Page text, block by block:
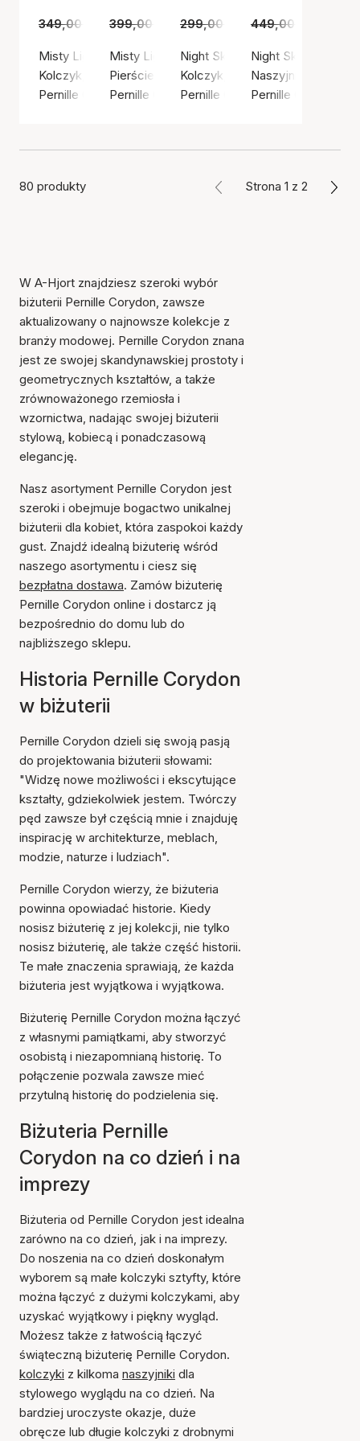
349,00 zł 225,00 zł
Misty Light Earrings
Kolczyk, Kolor srebrny / Srebro próby 925
Pernille Corydon
399,00 zł 259,00 zł
Misty Light Ring
Pierścień, Kolor srebrny / Srebro próby 925
Pernille Corydon
299,00 zł 209,00 zł
Night Sky Earrings
Kolczyk, Kolor srebrny / Srebro
Pernille Corydon
449,00 zł
Night Sky Necklace
Naszyjnik, Kolor
Pernille Corydon
80 produkty Strona 1 z 2
W A-Hjort znajdziesz szeroki wybór
biżuterii Pernille Corydon, zawsze
aktualizowany o najnowsze kolekcje z
branży modowej. Pernille Corydon znana
jest ze swojej skandynawskiej prostoty i
geometrycznych kształtów, a także
zrównoważonego rzemiosła i
wzornictwa, nadając swojej biżuterii
stylową, kobiecą i ponadczasową
elegancję.
Nasz asortyment Pernille Corydon jest
szeroki i obejmuje bogactwo unikalnej
biżuterii dla kobiet, która zaspokoi każdy
gust. Znajdź idealną biżuterię wśród
naszego asortymentu i ciesz się
bezpłatna dostawa. Zamów biżuterię
Pernille Corydon online i dostarcz ją
bezpośrednio do domu lub do
najbliższego sklepu.
Historia Pernille Corydon
w biżuterii
Pernille Corydon dzieli się swoją pasją
do projektowania biżuterii słowami:
"Widzę nowe możliwości i ekscytujące
kształty, gdziekolwiek jestem. Twórczy
pęd zawsze był częścią mnie i znajduję
inspirację w architekturze, meblach,
modzie, naturze i ludziach".
Pernille Corydon wierzy, że biżuteria
powinna opowiadać historie. Kiedy
nosisz biżuterię z jej kolekcji, nie tylko
nosisz biżuterię, ale także część historii.
Te małe znaczenia sprawiają, że każda
biżuteria jest wyjątkowa i wyjątkowa.
Biżuterię Pernille Corydon można łączyć
z własnymi pamiątkami, aby stworzyć
osobistą i niezapomnianą historię. To
połączenie pozwala zawsze mieć
przytulną historię do podzielenia się.
Biżuteria Pernille
Corydon na co dzień i na
imprezy
Biżuteria od Pernille Corydon jest idealna
zarówno na co dzień, jak i na imprezy.
Do noszenia na co dzień doskonałym
wyborem są małe kolczyki sztyfty, które
można łączyć z dużymi kolczykami, aby
uzyskać wyjątkowy i piękny wygląd.
Możesz także z łatwością łączyć
świąteczną biżuterię Pernille Corydon.
kolczyki z kilkoma naszyjniki dla
stylowego wyglądu na co dzień. Na
bardziej uroczyste okazje, duże
obręcze lub długie kolczyki z drobnymi